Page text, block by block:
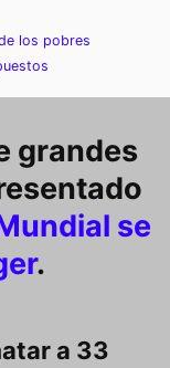
los pobres
grandes
se
.
a 33